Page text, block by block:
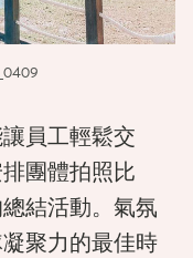
員工輕鬆交
團體拍照比
結活動。氣氛
聚力的最佳時